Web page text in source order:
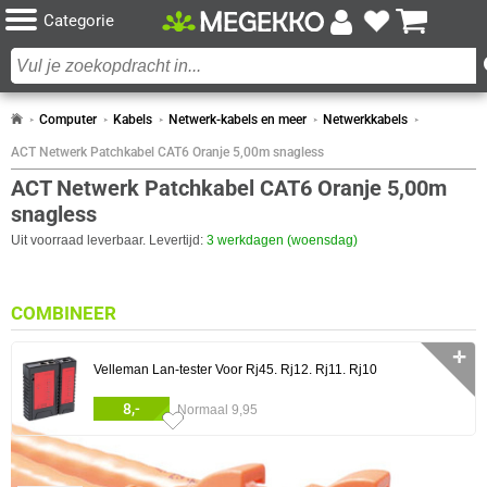
Categorie
Computer Kabels Netwerk-kabels en meer Netwerkkabels
ACT Netwerk Patchkabel CAT6 Oranje 5,00m snagless
ACT Netwerk Patchkabel CAT6 Oranje 5,00m
snagless
Uit voorraad leverbaar. Levertijd: 3 werkdagen (woensdag)
COMBINEER
Velleman Lan-tester Voor Rj45. Rj12. Rj11. Rj10
8,- Normaal 9,95
✛
0 artikelen geselecteerd